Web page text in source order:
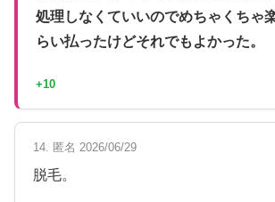
処理しなくていいのでめちゃくちゃ
らい払ったけどそれでもよかった。
+10
14. 匿名 2026/06/29
脱毛。